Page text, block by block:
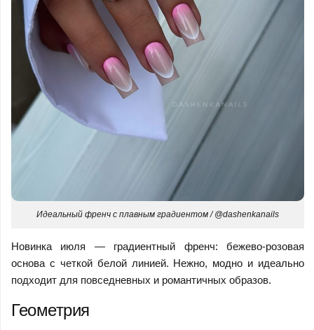
Идеальный френч с плавным градиентом / @dashenkanails
Новинка июля — градиентный френч: бежево-розовая
основа с четкой белой линией. Нежно, модно и идеально
подходит для повседневных и романтичных образов.
Геометрия